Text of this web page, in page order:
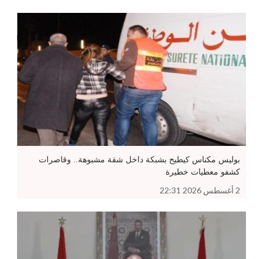
بوليس مكناس كيطيح بشبكة داخل شقة مشبوهة.. وقاصرات
كشفو معطيات خطيرة
2 أغسطس 2026 22:31